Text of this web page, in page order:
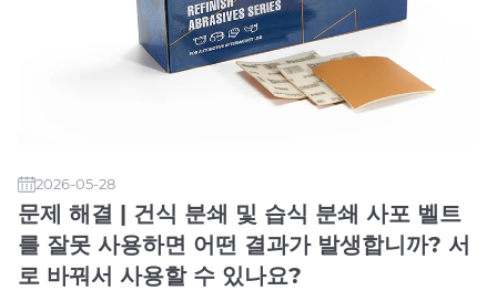
2026-05-28
문제 해결 | 건식 분쇄 및 습식 분쇄 사포 벨트
를 잘못 사용하면 어떤 결과가 발생합니까? 서
로 바꿔서 사용할 수 있나요?